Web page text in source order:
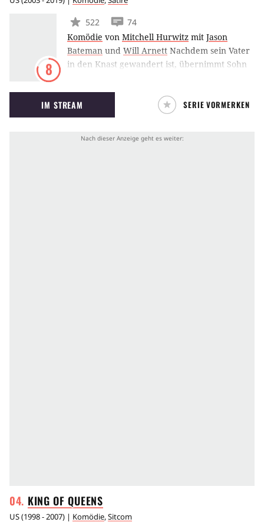
8
522
74
Komödie von Mitchell Hurwitz mit Jason
Bateman und Will Arnett Nachdem sein Vater
in den Knast gewandert ist, übernimmt Sohn
wohlhabenden, aber sehr egoistisch
veranlagten Familie. Seine Mutter und
Geschwister setzen folglich alles daran, ihm
IM STREAM SERIE VORMERKEN
KING OFQUEENS
US(1998 - 2007) | Komödie,Sitcom